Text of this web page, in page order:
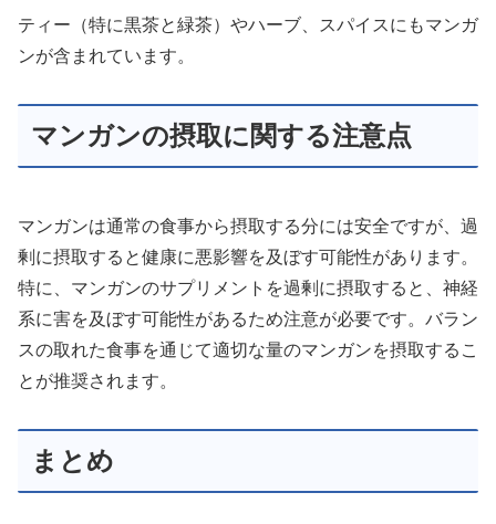
ティー（特に黒茶と緑茶）やハーブ、スパイスにもマンガ
ンが含まれています。
マンガンの摂取に関する注意点
マンガンは通常の食事から摂取する分には安全ですが、過
剰に摂取すると健康に悪影響を及ぼす可能性があります。
特に、マンガンのサプリメントを過剰に摂取すると、神経
系に害を及ぼす可能性があるため注意が必要です。バラン
スの取れた食事を通じて適切な量のマンガンを摂取するこ
とが推奨されます。
まとめ